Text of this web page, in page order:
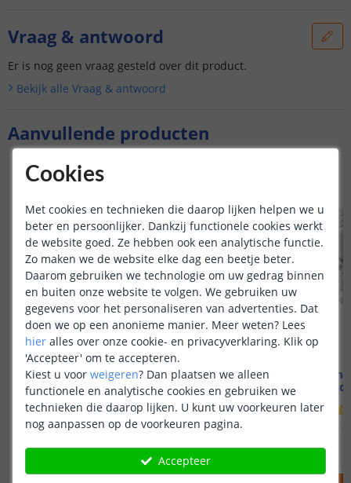
Aanvullende producten
1M - Compleet profiel
Stucprofiel
(1 reviews)
OP VOORRAAD 13,95
3M -
OP VOORRAAD
Vraag & antwoord
Er is nog geen vraag gesteld over dit product.
Bekijk alle Vraag & antwoord
Cookies
Met cookies en technieken die daarop lijken helpen we u
beter en persoonlijker. Dankzij functionele cookies werkt
de website goed. Ze hebben ook een analytische functie.
Zo maken we de website elke dag een beetje beter.
Daarom gebruiken we technologie om uw gedrag binnen
en buiten onze website te volgen. We gebruiken uw
gegevens voor het personaliseren van advertenties. Dat
doen we op een anonieme manier. Meer weten? Lees
hier alles over onze cookie- en privacyverklaring. Klik op
'Accepteer' om te accepteren.
Kiest u voor weigeren? Dan plaatsen we alleen
functionele en analytische cookies en gebruiken we
technieken die daarop lijken. U kunt uw voorkeuren later
nog aanpassen op de voorkeuren pagina.
Accepteer